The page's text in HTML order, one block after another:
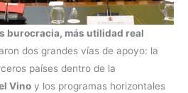
burocracia, más utilidad real
dos grandes vías de apoyo: la
países dentro de la
Vino y los programas horizontales